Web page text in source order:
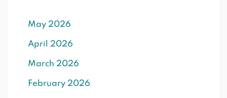
May 2026
April 2026
March 2026
February 2026
Already have an account?